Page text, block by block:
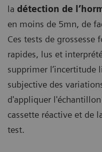
la détection de
en moins de 5mn, de
Ces tests de grossesse
rapides, lus et
supprimer l’incertitude
subjective des
d'appliquer
cassette réactive et de
test.